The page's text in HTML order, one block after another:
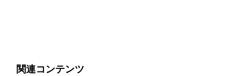
関連コンテンツ